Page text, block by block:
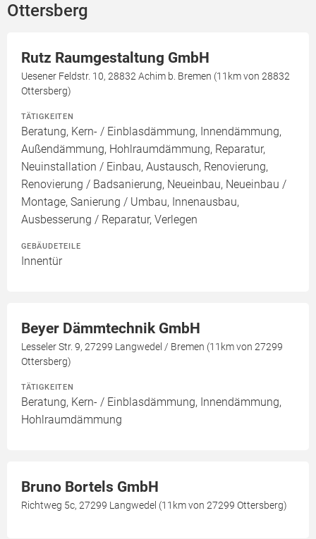
Ottersberg
Rutz Raumgestaltung GmbH
Uesener Feldstr. 10, 28832 Achim b. Bremen (11km von 28832
Ottersberg)
TÄTIGKEITEN
Beratung, Kern- / Einblasdämmung, Innendämmung,
Außendämmung, Hohlraumdämmung, Reparatur,
Neuinstallation / Einbau, Austausch, Renovierung,
Renovierung / Badsanierung, Neueinbau, Neueinbau /
Montage, Sanierung / Umbau, Innenausbau,
Ausbesserung / Reparatur, Verlegen
GEBÄUDETEILE
Innentür
Beyer Dämmtechnik GmbH
Lesseler Str. 9, 27299 Langwedel / Bremen (11km von 27299
Ottersberg)
TÄTIGKEITEN
Beratung, Kern- / Einblasdämmung, Innendämmung,
Hohlraumdämmung
Bruno Bortels GmbH
Richtweg 5c, 27299 Langwedel (11km von 27299 Ottersberg)